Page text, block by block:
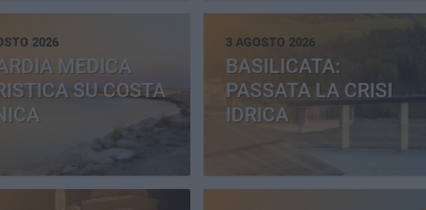
2026
MEDICA
SU COSTA
3 AGOSTO 2026
BASILICATA:
PASSATA LA CRISI
IDRICA